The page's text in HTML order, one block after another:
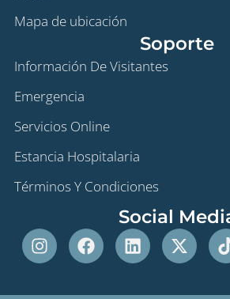
Mapa de ubicación
Soporte
Información De Visitantes
Emergencia
Servicios Online
Estancia Hospitalaria
Términos Y Condiciones
Social
InstagramFacebook
Linkedin
X-
twitter